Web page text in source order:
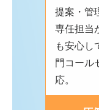
提案・管
専任担当
も安心し
門コール
応。